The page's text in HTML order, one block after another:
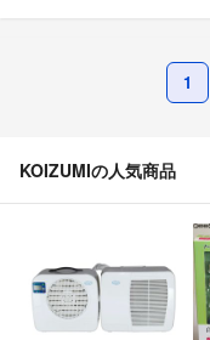
1
KOIZUMIの人気商品